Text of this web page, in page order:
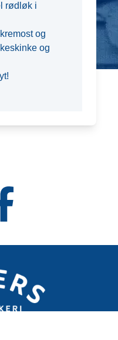
rødløk i
og
og